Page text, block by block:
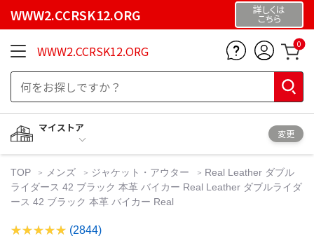
WWW2.CCRSK12.ORG 詳しくは
こちら
WWW2.CCRSK12.ORG 0
マイストア
変更
TOP メンズ ジャケット・アウター
Real Leather ダブル
ライダース 42 ブラック 本革 バイカー Real Leather ダブルライダ
ース 42 ブラック 本革 バイカー Real
(2844)